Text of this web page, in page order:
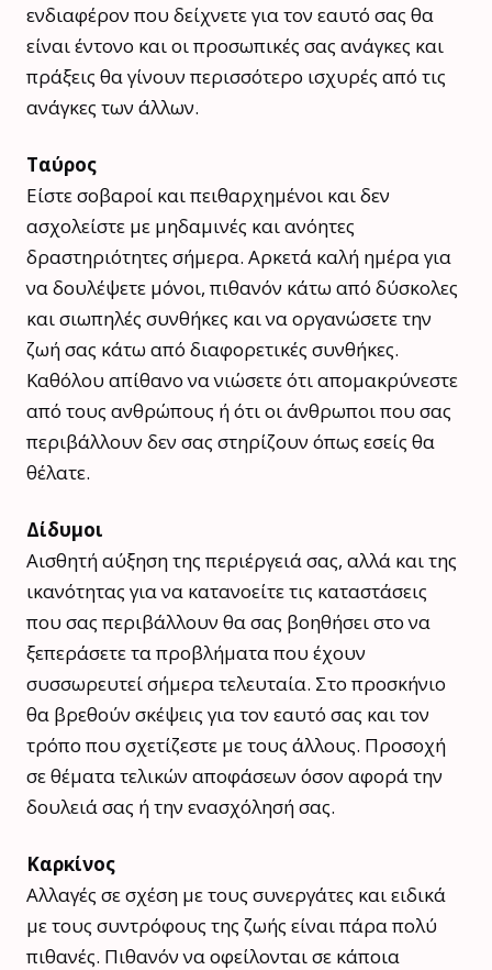
ενδιαφέρον που δείχνετε για τον εαυτό σας θα
είναι έντονο και οι προσωπικές σας ανάγκες και
πράξεις θα γίνουν περισσότερο ισχυρές από τις
ανάγκες των άλλων.
Ταύρος
Είστε σοβαροί και πειθαρχημένοι και δεν
ασχολείστε με μηδαμινές και ανόητες
δραστηριότητες σήμερα. Αρκετά καλή ημέρα για
να δουλέψετε μόνοι, πιθανόν κάτω από δύσκολες
και σιωπηλές συνθήκες και να οργανώσετε την
ζωή σας κάτω από διαφορετικές συνθήκες.
Καθόλου απίθανο να νιώσετε ότι απομακρύνεστε
από τους ανθρώπους ή ότι οι άνθρωποι που σας
περιβάλλουν δεν σας στηρίζουν όπως εσείς θα
θέλατε.
Δίδυμοι
Αισθητή αύξηση της περιέργειά σας, αλλά και της
ικανότητας για να κατανοείτε τις καταστάσεις
που σας περιβάλλουν θα σας βοηθήσει στο να
ξεπεράσετε τα προβλήματα που έχουν
συσσωρευτεί σήμερα τελευταία. Στο προσκήνιο
θα βρεθούν σκέψεις για τον εαυτό σας και τον
τρόπο που σχετίζεστε με τους άλλους. Προσοχή
σε θέματα τελικών αποφάσεων όσον αφορά την
δουλειά σας ή την ενασχόλησή σας.
Καρκίνος
Αλλαγές σε σχέση με τους συνεργάτες και ειδικά
με τους συντρόφους της ζωής είναι πάρα πολύ
πιθανές. Πιθανόν να οφείλονται σε κάποια